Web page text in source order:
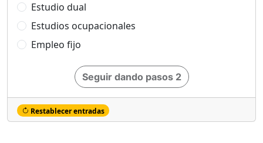
Estudio dual
Estudios ocupacionales
Empleo fijo
Seguir dando pasos 2
Restablecer entradas